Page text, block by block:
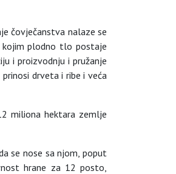
čovječanstva nalaze se
kojim plodno tlo postaje
i proizvodnju i pružanje
drveta i ribe i veća
miliona hektara zemlje
se nose sa njom, poput
hrane za 12 posto,